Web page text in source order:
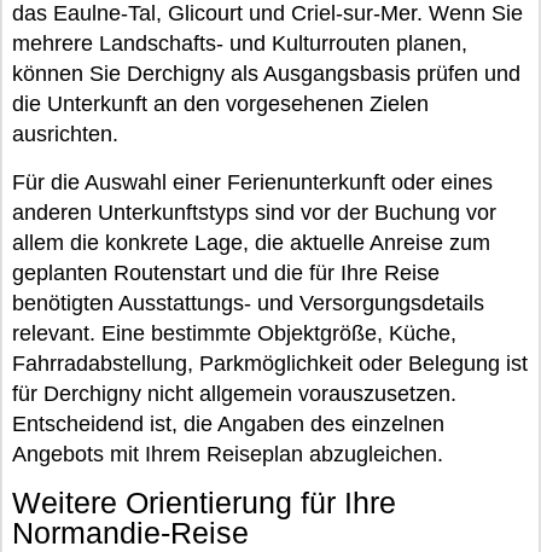
das Eaulne-Tal, Glicourt und Criel-sur-Mer. Wenn Sie
mehrere Landschafts- und Kulturrouten planen,
können Sie Derchigny als Ausgangsbasis prüfen und
die Unterkunft an den vorgesehenen Zielen
ausrichten.
Für die Auswahl einer Ferienunterkunft oder eines
anderen Unterkunftstyps sind vor der Buchung vor
allem die konkrete Lage, die aktuelle Anreise zum
geplanten Routenstart und die für Ihre Reise
benötigten Ausstattungs- und Versorgungsdetails
relevant. Eine bestimmte Objektgröße, Küche,
Fahrradabstellung, Parkmöglichkeit oder Belegung ist
für Derchigny nicht allgemein vorauszusetzen.
Entscheidend ist, die Angaben des einzelnen
Angebots mit Ihrem Reiseplan abzugleichen.
Weitere Orientierung für Ihre
Normandie-Reise